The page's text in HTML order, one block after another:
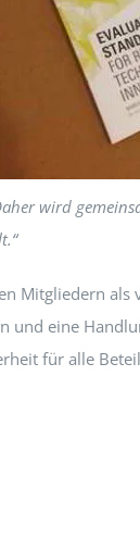
wird
Mitgliedern als
eine
für alle